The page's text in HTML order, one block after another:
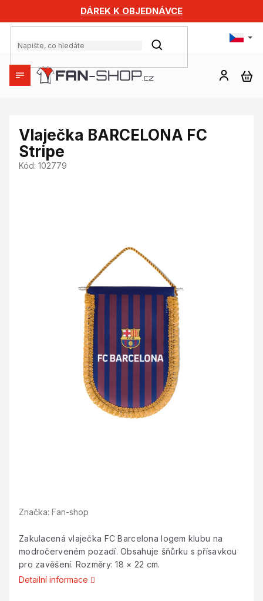
obsah
DÁREK K OBJEDNÁVCE
HLEDAT
Vlaječka BARCELONA FC
Stripe
Kód: 102779
Značka: Fan-shop
Zakulacená vlaječka FC Barcelona logem klubu na
modročerveném pozadí. Obsahuje šňůrku s přísavkou
pro zavěšení. Rozměry: 18 × 22 cm.
Detailní informace